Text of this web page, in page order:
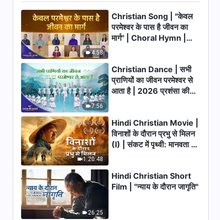
4:58
Christian Song | "केवल
परमेश्वर के पास है जीवन का
मार्ग" | Choral Hymn |
7:56
Christian Dance | सभी
प्राणियों का जीवन परमेश्वर से
आता है | 2026 प्रशंसा की
1:20:48
Hindi Christian Movie |
विनाशों के दौरान प्रभु से मिलन
(I) | संकट में पृथ्वी: मानवता का
26:25
Hindi Christian Short
Film | "न्याय के दौरान जागृति"